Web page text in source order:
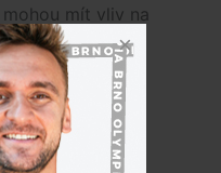
mít vliv na
dopravy.